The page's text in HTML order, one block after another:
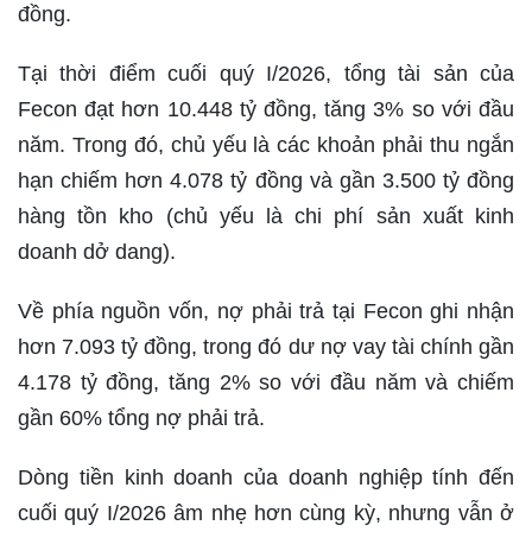
đồng.
Tại thời điểm cuối quý I/2026, tổng tài sản của
Fecon đạt hơn 10.448 tỷ đồng, tăng 3% so với đầu
năm. Trong đó, chủ yếu là các khoản phải thu ngắn
hạn chiếm hơn 4.078 tỷ đồng và gần 3.500 tỷ đồng
hàng tồn kho (chủ yếu là chi phí sản xuất kinh
doanh dở dang).
Về phía nguồn vốn, nợ phải trả tại Fecon ghi nhận
hơn 7.093 tỷ đồng, trong đó dư nợ vay tài chính gần
4.178 tỷ đồng, tăng 2% so với đầu năm và chiếm
gần 60% tổng nợ phải trả.
Dòng tiền kinh doanh của doanh nghiệp tính đến
cuối quý I/2026 âm nhẹ hơn cùng kỳ, nhưng vẫn ở